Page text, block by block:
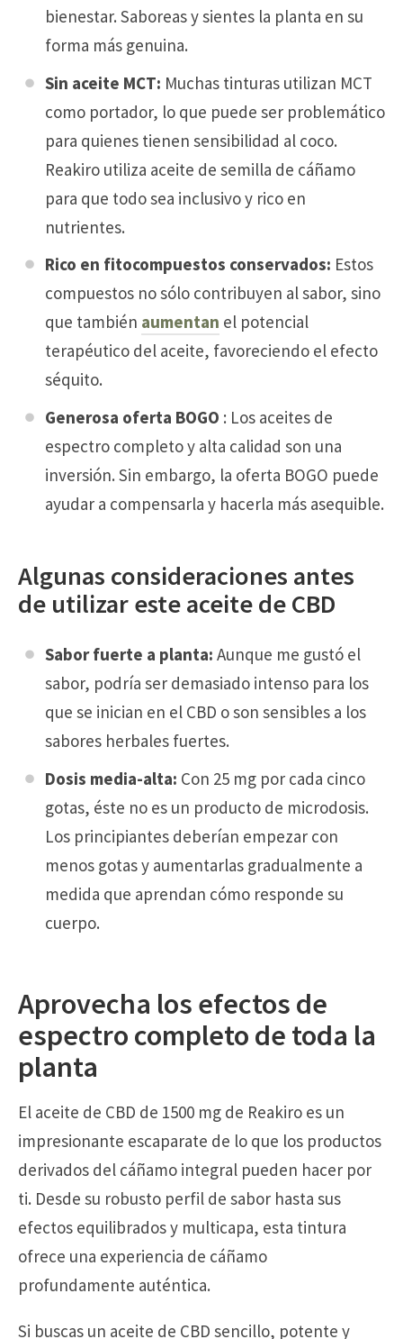
bienestar. Saboreas y sientes la planta en su
forma más genuina.
Sin aceite MCT: Muchas tinturas utilizan MCT
como portador, lo que puede ser problemático
para quienes tienen sensibilidad al coco.
Reakiro utiliza aceite de semilla de cáñamo
para que todo sea inclusivo y rico en
nutrientes.
Rico en fitocompuestos conservados: Estos
compuestos no sólo contribuyen al sabor, sino
que también aumentan el potencial
terapéutico del aceite, favoreciendo el efecto
séquito.
Generosa oferta BOGO : Los aceites de
espectro completo y alta calidad son una
inversión. Sin embargo, la oferta BOGO puede
ayudar a compensarla y hacerla más asequible.
Algunas consideraciones antes
de utilizar este aceite de CBD
Sabor fuerte a planta: Aunque me gustó el
sabor, podría ser demasiado intenso para los
que se inician en el CBD o son sensibles a los
sabores herbales fuertes.
Dosis media-alta: Con 25 mg por cada cinco
gotas, éste no es un producto de microdosis.
Los principiantes deberían empezar con
menos gotas y aumentarlas gradualmente a
medida que aprendan cómo responde su
cuerpo.
Aprovecha los efectos de
espectro completo de toda la
planta
El aceite de CBD de 1500 mg de Reakiro es un
impresionante escaparate de lo que los productos
derivados del cáñamo integral pueden hacer por
ti. Desde su robusto perfil de sabor hasta sus
efectos equilibrados y multicapa, esta tintura
ofrece una experiencia de cáñamo
profundamente auténtica.
Si buscas un aceite de CBD sencillo, potente y